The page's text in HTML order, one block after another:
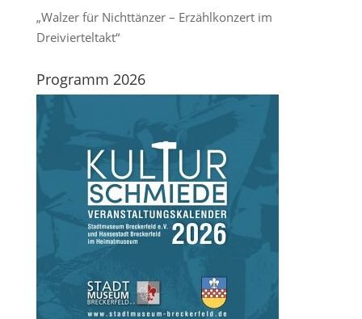
„Walzer für Nichttänzer – Erzählkonzert im
Dreivierteltakt“
Programm 2026